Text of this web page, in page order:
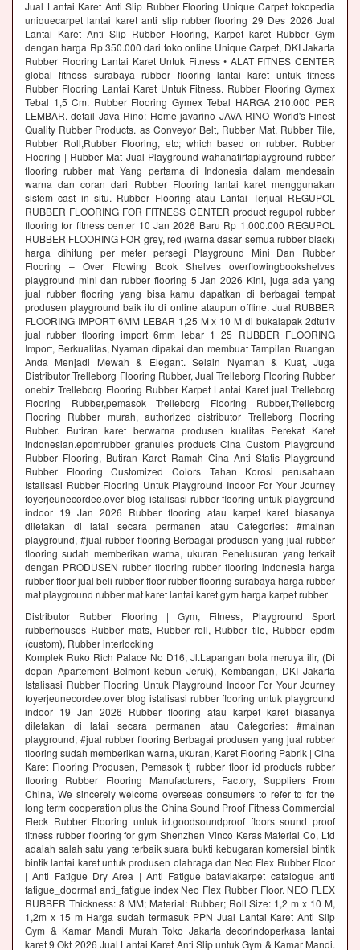
Jual Lantai Karet Anti Slip Rubber Flooring Unique Carpet tokopedia
uniquecarpet lantai karet anti slip rubber flooring 29 Des 2026 Jual
Lantai Karet Anti Slip Rubber Flooring, Karpet karet Rubber Gym
dengan harga Rp 350.000 dari toko online Unique Carpet, DKI Jakarta
Rubber Flooring Lantai Karet Untuk Fitness • ALAT FITNES CENTER
global fitness surabaya rubber flooring lantai karet untuk fitness
Rubber Flooring Lantai Karet Untuk Fitness. Rubber Flooring Gymex
Tebal 1,5 Cm. Rubber Flooring Gymex Tebal HARGA 210.000 PER
LEMBAR. detail Java Rino: Home javarino JAVA RINO World's Finest
Quality Rubber Products. as Conveyor Belt, Rubber Mat, Rubber Tile,
Rubber Roll,Rubber Flooring, etc; which based on rubber. Rubber
Flooring | Rubber Mat Jual Playground wahanatirtaplayground rubber
flooring rubber mat Yang pertama di Indonesia dalam mendesain
warna dan coran dari Rubber Flooring lantai karet menggunakan
sistem cast in situ. Rubber Flooring atau Lantai Terjual REGUPOL
RUBBER FLOORING FOR FITNESS CENTER product regupol rubber
flooring for fitness center 10 Jan 2026 Baru Rp 1.000.000 REGUPOL
RUBBER FLOORING FOR grey, red (warna dasar semua rubber black)
harga dihitung per meter persegi Playground Mini Dan Rubber
Flooring – Over Flowing Book Shelves overflowingbookshelves
playground mini dan rubber flooring 5 Jan 2026 Kini, juga ada yang
jual rubber flooring yang bisa kamu dapatkan di berbagai tempat
produsen playground baik itu di online ataupun offline. Jual RUBBER
FLOORING IMPORT 6MM LEBAR 1,25 M x 10 M di bukalapak 2dtu1v
jual rubber flooring import 6mm lebar 1 25 RUBBER FLOORING
Import, Berkualitas, Nyaman dipakai dan membuat Tampilan Ruangan
Anda Menjadi Mewah & Elegant. Selain Nyaman & Kuat, Juga
Distributor Trelleborg Flooring Rubber, Jual Trelleborg Flooring Rubber
onebiz Trelleborg Flooring Rubber Karpet Lantai Karet jual Trelleborg
Flooring Rubber,pemasok Trelleborg Flooring Rubber,Trelleborg
Flooring Rubber murah, authorized distributor Trelleborg Flooring
Rubber. Butiran karet berwarna produsen kualitas Perekat Karet
indonesian.epdmrubber granules products Cina Custom Playground
Rubber Flooring, Butiran Karet Ramah Cina Anti Statis Playground
Rubber Flooring Customized Colors Tahan Korosi perusahaan
Istalisasi Rubber Flooring Untuk Playground Indoor For Your Journey
foyerjeunecordee.over blog istalisasi rubber flooring untuk playground
indoor 19 Jan 2026 Rubber flooring atau karpet karet biasanya
diletakan di latai secara permanen atau Categories: #mainan
playground, #jual rubber flooring Berbagai produsen yang jual rubber
flooring sudah memberikan warna, ukuran Penelusuran yang terkait
dengan PRODUSEN rubber flooring rubber flooring indonesia harga
rubber floor jual beli rubber floor rubber flooring surabaya harga rubber
mat playground rubber mat karet lantai karet gym harga karpet rubber
Distributor Rubber Flooring | Gym, Fitness, Playground Sport
rubberhouses Rubber mats, Rubber roll, Rubber tile, Rubber epdm
(custom), Rubber interlocking
Komplek Ruko Rich Palace No D16, Jl.Lapangan bola meruya ilir, (Di
depan Apartement Belmont kebun Jeruk), Kembangan, DKI Jakarta
Istalisasi Rubber Flooring Untuk Playground Indoor For Your Journey
foyerjeunecordee.over blog istalisasi rubber flooring untuk playground
indoor 19 Jan 2026 Rubber flooring atau karpet karet biasanya
diletakan di latai secara permanen atau Categories: #mainan
playground, #jual rubber flooring Berbagai produsen yang jual rubber
flooring sudah memberikan warna, ukuran, Karet Flooring Pabrik | Cina
Karet Flooring Produsen, Pemasok tj rubber floor id products rubber
flooring Rubber Flooring Manufacturers, Factory, Suppliers From
China, We sincerely welcome overseas consumers to refer to for the
long term cooperation plus the China Sound Proof Fitness Commercial
Fleck Rubber Flooring untuk id.goodsoundproof floors sound proof
fitness rubber flooring for gym Shenzhen Vinco Keras Material Co, Ltd
adalah salah satu yang terbaik suara bukti kebugaran komersial bintik
bintik lantai karet untuk produsen olahraga dan Neo Flex Rubber Floor
| Anti Fatigue Dry Area | Anti Fatigue bataviakarpet catalogue anti
fatigue_doormat anti_fatigue index Neo Flex Rubber Floor. NEO FLEX
RUBBER Thickness: 8 MM; Material: Rubber; Roll Size: 1,2 m x 10 M,
1,2m x 15 m Harga sudah termasuk PPN Jual Lantai Karet Anti Slip
Gym & Kamar Mandi Murah Toko Jakarta decorindoperkasa lantai
karet 9 Okt 2026 Jual Lantai Karet Anti Slip untuk Gym & Kamar Mandi.